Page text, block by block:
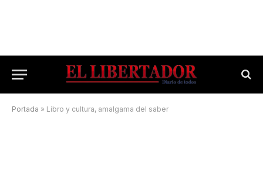
Portada » Libro y cultura, amalgama del saber